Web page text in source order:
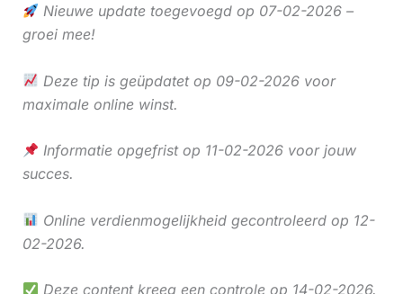
Nieuwe update toegevoegd op 07-02-2026 –
groei mee!
Deze tip is geüpdatet op 09-02-2026 voor
maximale online winst.
Informatie opgefrist op 11-02-2026 voor jouw
succes.
Online verdienmogelijkheid gecontroleerd op 12-
02-2026.
Deze content kreeg een controle op 14-02-2026.